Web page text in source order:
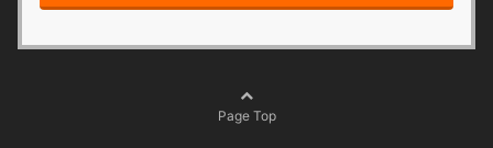
Page Top